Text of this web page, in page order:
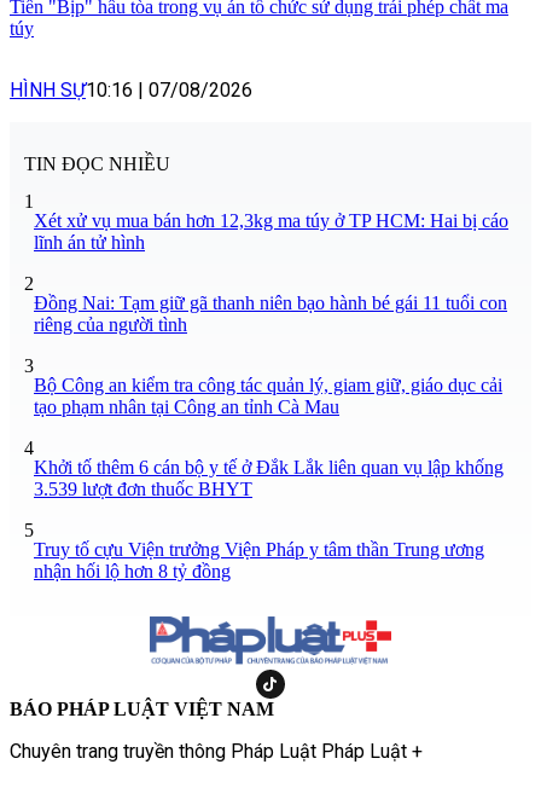
Tiến "Bịp" hầu tòa trong vụ án tổ chức sử dụng trái phép chất ma
túy
HÌNH SỰ10:16 07/08/2026
TIN ĐỌC NHIỀU
1
Xét xử vụ mua bán hơn 12,3kg ma túy ở TP HCM: Hai bị cáo
lĩnh án tử hình
2
Đồng Nai: Tạm giữ gã thanh niên bạo hành bé gái 11 tuổi con
riêng của người tình
3
Bộ Công an kiểm tra công tác quản lý, giam giữ, giáo dục cải
tạo phạm nhân tại Công an tỉnh Cà Mau
4
Khởi tố thêm 6 cán bộ y tế ở Đắk Lắk liên quan vụ lập khống
3.539 lượt đơn thuốc BHYT
5
Truy tố cựu Viện trưởng Viện Pháp y tâm thần Trung ương
nhận hối lộ hơn 8 tỷ đồng
BÁO PHÁP LUẬT VIỆT NAM
Chuyên trang truyền thông Pháp Luật Pháp Luật +